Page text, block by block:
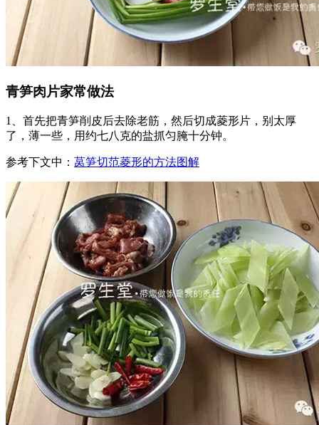
青笋肉片家常做法
1、首先把青笋削皮后去除老筋，然后切成菱形片，别太厚
了，薄一些，用约七八克的盐抓匀腌十分钟。
参考下文中： 莴笋切范菱形的方法图解